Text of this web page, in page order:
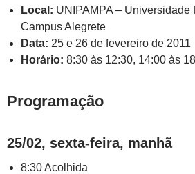
Local: UNIPAMPA – Universidade
Campus Alegrete
Data: 25 e 26 de fevereiro de 2011
Horário: 8:30 às 12:30, 14:00 às
Programação
25/02, sexta-feira, manhã
8:30 Acolhida